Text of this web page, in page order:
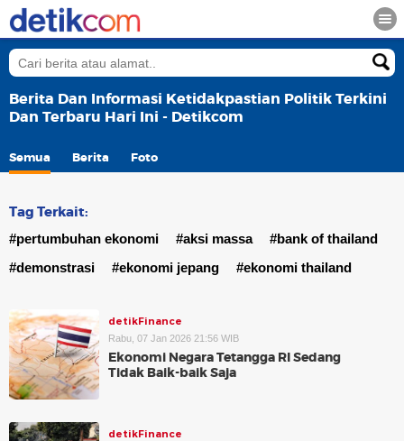
Berita Dan Informasi Ketidakpastian Politik Terkini
Dan Terbaru Hari Ini - Detikcom
Semua Berita Foto
Tag Terkait:
#pertumbuhan ekonomi #aksi massa
#bank of thailand
#demonstrasi
#ekonomi jepang #ekonomi thailand
detikFinance
Rabu, 07 Jan 2026 21:56 WIB
Ekonomi Negara Tetangga RI Sedang
Tidak Baik-baik Saja
detikFinance